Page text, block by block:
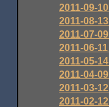
2011-09-10
2011-08-13
2011-07-09
2011-06-11
2011-05-14
2011-04-09
2011-03-12
2011-02-12